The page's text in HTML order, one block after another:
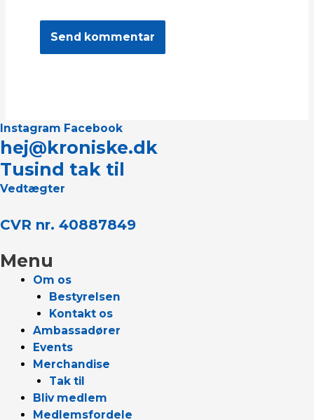
Instagram Facebook
hej@kroniske.dk
Tusind tak til
Vedtægter
CVR nr. 40887849
Menu
Om os
Bestyrelsen
Kontakt os
Ambassadører
Events
Merchandise
Tak til
Bliv medlem
Medlemsfordele